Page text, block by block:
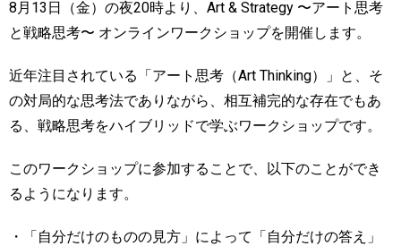
8月13日（金）の夜20時より、Art & Strategy 〜アート思考
と戦略思考〜 オンラインワークショップを開催します。
近年注目されている「アート思考（Art Thinking）」と、そ
の対局的な思考法でありながら、相互補完的な存在でもあ
る、戦略思考をハイブリッドで学ぶワークショップです。
このワークショップに参加することで、以下のことができ
るようになります。
・「自分だけのものの見方」によって「自分だけの答え」